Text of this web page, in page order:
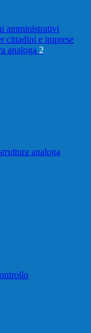
amministrativi
cittadini e imprese
analoga 2
analoga